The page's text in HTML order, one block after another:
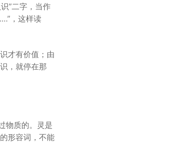
”二字，当作
，这样读
才有价值；由
，就停在那
物质的。灵是
形容词，不能